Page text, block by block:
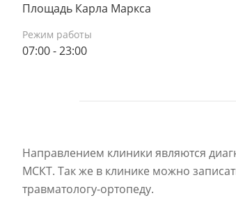
Площадь Карла Маркса
Режим работы
07:00 - 23:00
Направлением клиники являются
МСКТ. Так же в клинике можно
травматологу-ортопеду.